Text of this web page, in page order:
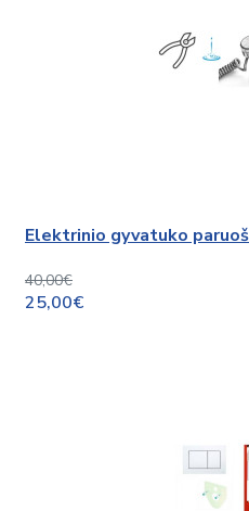
Elektrinio gyvatuko
40,00€
25,00€